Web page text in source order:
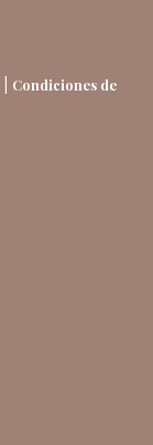
Condiciones de